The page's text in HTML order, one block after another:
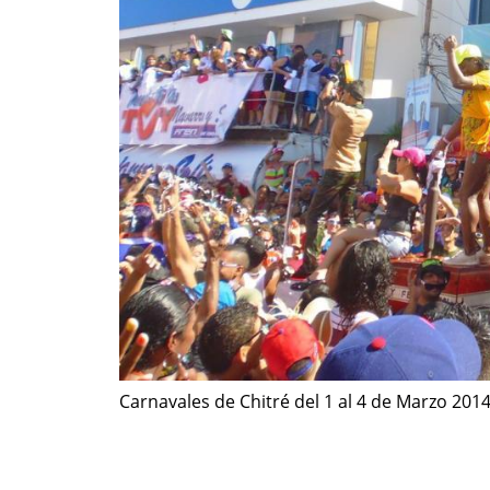
Carnavales de Chitré del 1 al 4 de Marzo 2014